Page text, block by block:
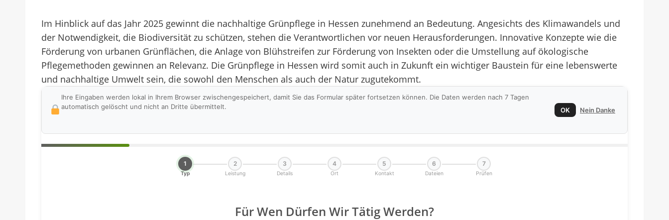
Im Hinblick auf das Jahr 2025 gewinnt die nachhaltige Grünpflege in Hessen zunehmend an Bedeutung. Angesichts des Klimawandels und
der Notwendigkeit, die Biodiversität zu schützen, stehen die Verantwortlichen vor neuen Herausforderungen. Innovative Konzepte wie die
Förderung von urbanen Grünflächen, die Anlage von Blühstreifen zur Förderung von Insekten oder die Umstellung auf ökologische
Pflegemethoden gewinnen an Relevanz. Die Grünpflege in Hessen wird somit auch in Zukunft ein wichtiger Baustein für eine lebenswerte
und nachhaltige Umwelt sein, die sowohl den Menschen als auch der Natur zugutekommt.
Ihre Eingaben werden lokal in Ihrem Browser zwischengespeichert, damit Sie das Formular später fortsetzen können. Die Daten werden nach 7 Tagen
automatisch gelöscht und nicht an Dritte übermittelt.
OK Nein Danke
1
Typ
2
Leistung
3
Details
4
Ort
5
Kontakt
6
Dateien
7
Prüfen
Für Wen Dürfen Wir Tätig Werden?